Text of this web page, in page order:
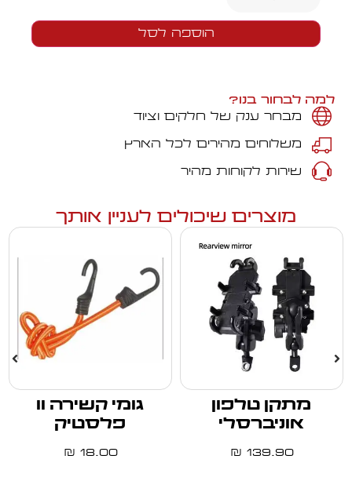
הוספה לסל
למה לבחור בנו?
מבחר ענק של חלקים וציוד
משלוחים מהירים לכל הארץ
שירות לקוחות מהיר
מוצרים שיכולים לעניין אותך
מתקן טלפון
אוניברסלי
139.90
₪
גומי קשירה וו
פלסטיק
18.00
₪